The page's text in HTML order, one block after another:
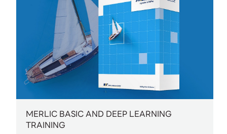
MERLIC BASIC AND DEEP LEARNING
TRAINING